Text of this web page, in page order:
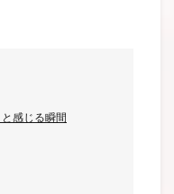
感じる瞬間